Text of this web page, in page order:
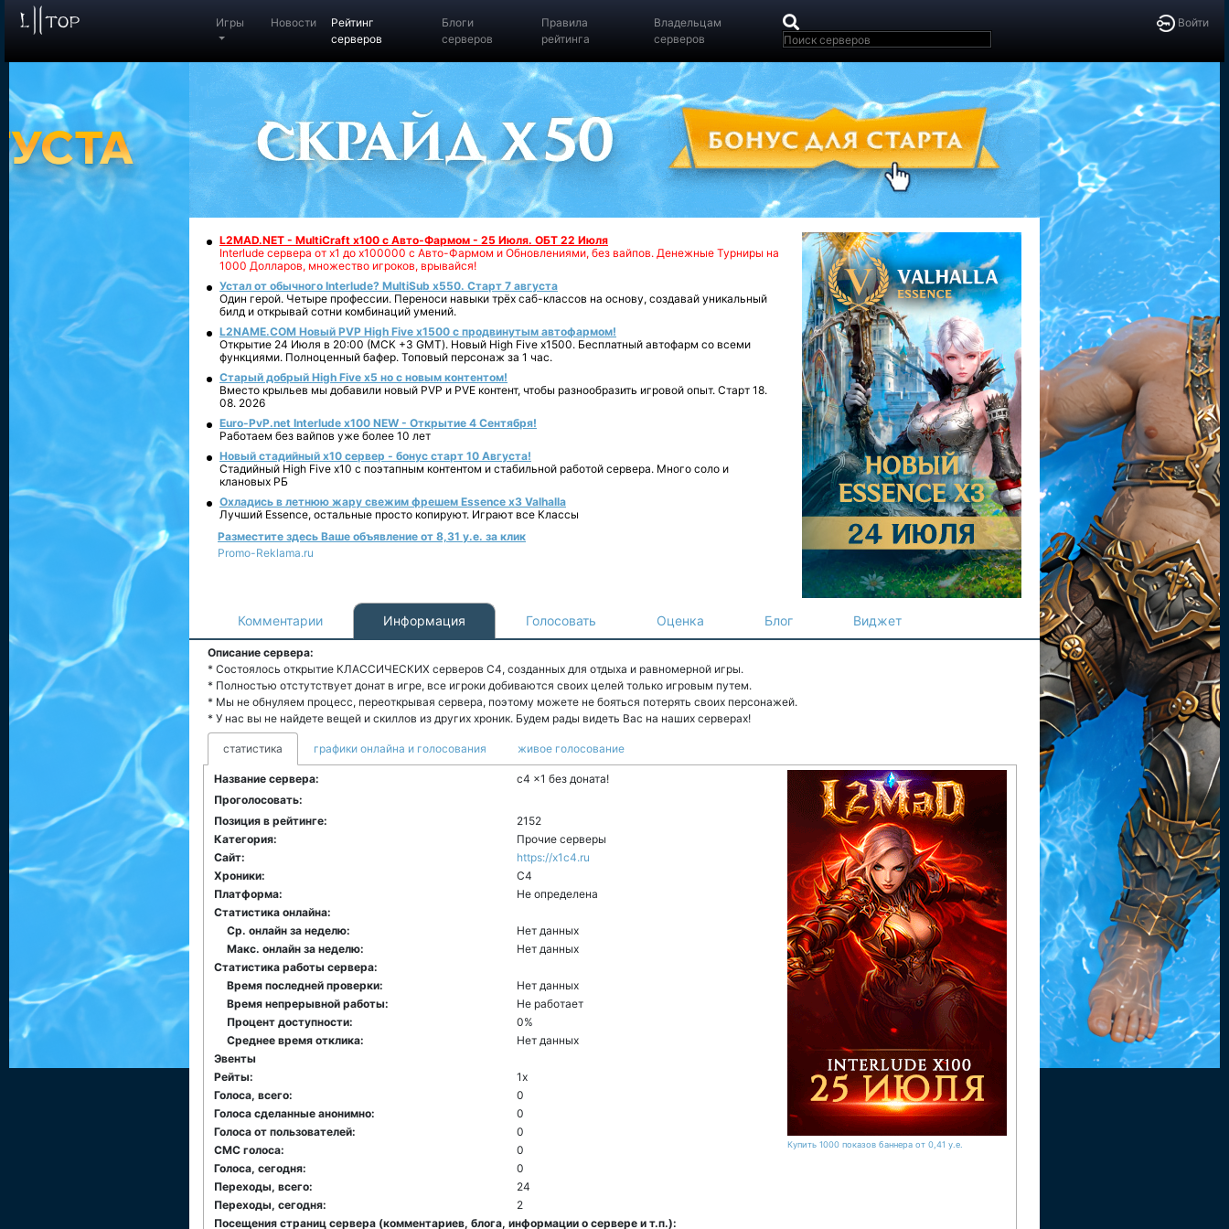
Войти
Игры Новости
Рейтинг
серверов
Блоги
серверов
Правила
рейтинга
Владельцам
серверов
L2MAD.NET - MultiCraft x100 с Авто-Фармом - 25 Июля. ОБТ 22 Июля
Interlude сервера от х1 до х100000 с Авто-Фармом и Обновлениями, без вайпов. Денежные Турниры на
1000 Долларов, множество игроков, врывайся!
Устал от обычного Interlude? MultiSub x550. Старт 7 августа
Один герой. Четыре профессии. Переноси навыки трёх саб-классов на основу, создавай уникальный
билд и открывай сотни комбинаций умений.
L2NAME.COM Новый PVP High Five x1500 с продвинутым автофармом!
Открытие 24 Июля в 20:00 (МСК +3 GMT). Новый High Five x1500. Бесплатный автофарм со всеми
функциями. Полноценный бафер. Топовый персонаж за 1 час.
Старый добрый High Five x5 но с новым контентом!
Вместо крыльев мы добавили новый PVP и PVE контент, чтобы разнообразить игровой опыт. Старт 18.
08. 2026
Euro-PvP.net Interlude х100 NEW - Открытие 4 Сентября!
Работаем без вайпов уже более 10 лет
Новый стадийный х10 сервер - бонус старт 10 Августа!
Стадийный High Five x10 с поэтапным контентом и стабильной работой сервера. Много соло и
клановых РБ
Охладись в летнюю жару свежим фрешем Essence x3 Valhalla
Лучший Essence, остальные просто копируют. Играют все Классы
Разместите здесь Ваше объявление от 8,31 у.е. за клик
Promo-Reklama.ru
Комментарии Информация Голосовать Оценка Блог Виджет
Описание сервера:
* Состоялось открытие КЛАССИЧЕСКИХ серверов С4, созданных для отдыха и равномерной игры.
* Полностью отстутствует донат в игре, все игроки добиваются своих целей только игровым путем.
* Мы не обнуляем процесс, переоткрывая сервера, поэтому можете не бояться потерять своих персонажей.
* У нас вы не найдете вещей и скиллов из других хроник. Будем рады видеть Вас на наших серверах!
статистика графики онлайна и голосования живое голосование
Купить 1000 показов баннера от 0,41 у.е.
Название сервера:
c4 x1 без доната!
Проголосовать:
Позиция в рейтинге:
2152
Категория:
Прочие серверы
Сайт:
https://x1c4.ru
Хроники:
C4
Платформа:
Не определена
Статистика онлайна:
Ср. онлайн за неделю:
Нет данных
Макс. онлайн за неделю:
Нет данных
Статистика работы сервера:
Время последней проверки:
Нет данных
Время непрерывной работы:
Не работает
Процент доступности:
0%
Среднее время отклика:
Нет данных
Эвенты
Рейты:
1x
Голоса, всего:
0
Голоса сделанные анонимно:
0
Голоса от пользователей:
0
СМС голоса:
0
Голоса, сегодня:
0
Переходы, всего:
24
Переходы, сегодня:
2
Посещения страниц сервера (комментариев, блога, информации о сервере и т.п.):